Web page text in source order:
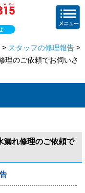
> スタッフの修理報告 >
理のご依頼でお伺いさ
漏れ修理のご依頼で